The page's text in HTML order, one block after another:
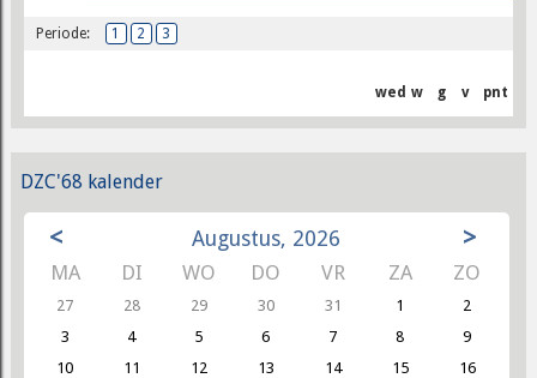
Periode: 1 2 3
wed w g v pnt
DZC'68 kalender
< Augustus, 2026 >
MA DI WO DO VR ZA ZO
27 28 29 30 31 1
2
3
4 5 6 7 8
9
10
11 12 13 14 15
16